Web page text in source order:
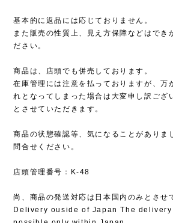
基本的に返品には応じておりません。
また販売の性質上、見え方保障などはでき
ださい。
商品は、店頭でも併売しております。
在庫管理には注意を払っておりますが、万
れとなってしまった場合は大変申し訳ござ
とさせていただきます。
商品の状態確認等、気になることがありま
問合せください。
店頭管理番号：K-48
尚、商品の発送対応は日本国内のみとさせ
Delivery ouside of Japan The